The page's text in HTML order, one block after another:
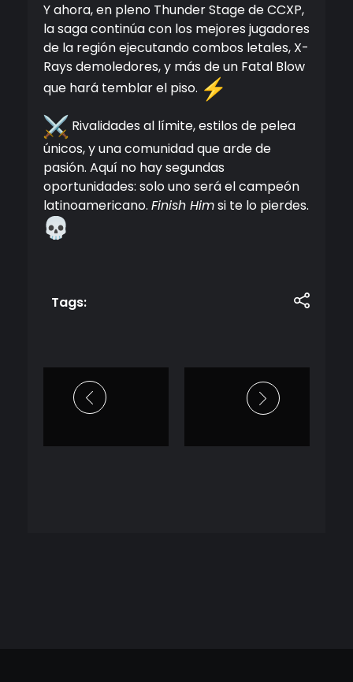
Y ahora, en pleno Thunder Stage de CCXP,
la saga continúa con los mejores jugadores
de la región ejecutando combos letales, X-
Rays demoledores, y más de un Fatal Blow
que hará temblar el piso.
Rivalidades al límite, estilos de pelea
únicos, y una comunidad que arde de
pasión. Aquí no hay segundas
oportunidades: solo uno será el campeón
latinoamericano. Finish Himsi te lo pierdes.
Tags: